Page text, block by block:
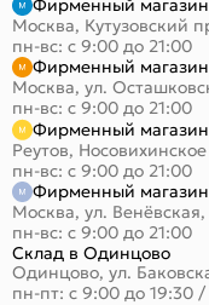
Фирменный
Москва, Кутузовский
пн-вс: с 9:00 до 21:00
Фирменный
Москва, ул.
пн-вс: с 9:00 до 21:00
Фирменный
Реутов,
пн-вс: с 9:00 до 21:00
Фирменный магазин
Москва, ул.
пн-вс: с 9:00 до 21:00
Склад в Одинцово
Одинцово, ул.
пн-пт: с 9:00 до 19:30 /